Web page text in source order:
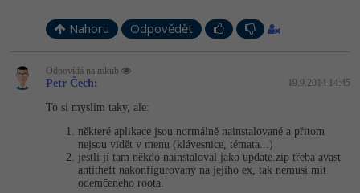
Nahoru Odpovědět
Odpovídá na mkub
Petr Čech: 19.9.2014 14:45
To si myslím taky, ale:
některé aplikace jsou normálně nainstalované a přitom
nejsou vidět v menu (klávesnice, témata...)
jestli jí tam někdo nainstaloval jako update.zip třeba avast
antitheft nakonfigurovaný na jejího ex, tak nemusí mít
odemčeného roota.